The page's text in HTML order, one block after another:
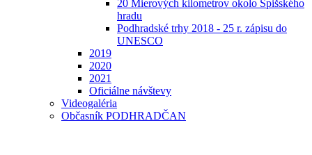
20 Mierových kilometrov okolo Spišského
hradu
Podhradské trhy 2018 - 25 r. zápisu do
UNESCO
2019
2020
2021
Oficiálne návštevy
Videogaléria
Občasník PODHRADČAN